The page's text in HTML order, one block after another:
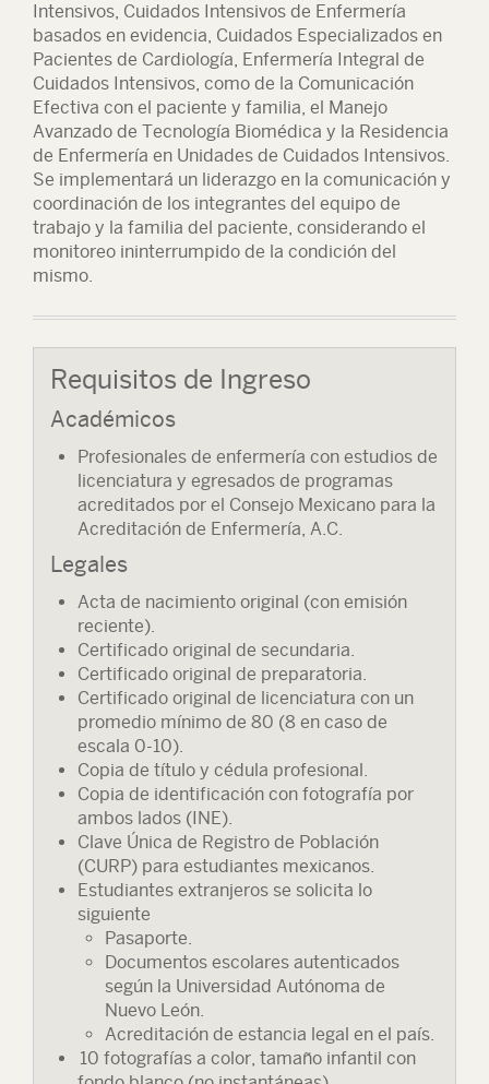
Intensivos, Cuidados Intensivos de Enfermería
basados en evidencia, Cuidados Especializados en
Pacientes de Cardiología, Enfermería Integral de
Cuidados Intensivos, como de la Comunicación
Efectiva con el paciente y familia, el Manejo
Avanzado de Tecnología Biomédica y la Residencia
de Enfermería en Unidades de Cuidados Intensivos.
Se implementará un liderazgo en la comunicación y
coordinación de los integrantes del equipo de
trabajo y la familia del paciente, considerando el
monitoreo ininterrumpido de la condición del
mismo.
Requisitos de Ingreso
Académicos
Profesionales de enfermería con estudios de
licenciatura y egresados de programas
acreditados por el Consejo Mexicano para la
Acreditación de Enfermería, A.C.
Legales
Acta de nacimiento original (con emisión
reciente).
Certificado original de secundaria.
Certificado original de preparatoria.
Certificado original de licenciatura con un
promedio mínimo de 80 (8 en caso de
escala 0-10).
Copia de título y cédula profesional.
Copia de identificación con fotografía por
ambos lados (INE).
Clave Única de Registro de Población
(CURP) para estudiantes mexicanos.
Estudiantes extranjeros se solicita lo
siguiente
Pasaporte.
Documentos escolares autenticados
según la Universidad Autónoma de
Nuevo León.
Acreditación de estancia legal en el país.
10 fotografías a color, tamaño infantil con